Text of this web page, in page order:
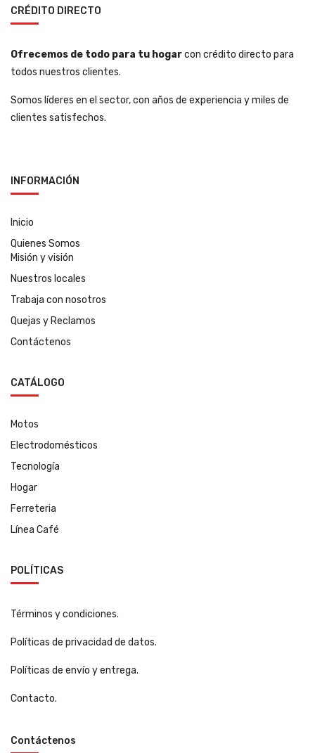
CRÉDITO DIRECTO
Ofrecemos de todo para tu hogarcon crédito directo para
todos nuestros clientes.
Somos líderes en el sector, con años de experiencia y miles de
clientes satisfechos.
INFORMACIÓN
Inicio
Quienes Somos
Misión y visión
Nuestros locales
Trabaja con nosotros
Quejas y Reclamos
Contáctenos
CATÁLOGO
Motos
Electrodomésticos
Tecnología
Hogar
Ferreteria
Línea Café
POLÍTICAS
Términos y condiciones.
Políticas de privacidad de datos.
Políticas de envío y entrega.
Contacto.
Contáctenos